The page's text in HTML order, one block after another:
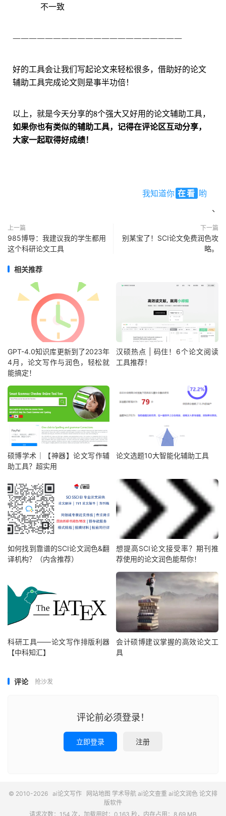
不一致
—————————————————————
好的工具会让我们写起论文来轻松很多，借助好的论文
辅助工具完成论文则是事半功倍！
以上，就是今天分享的8个强大又好用的论文辅助工具，
如果你也有类似的辅助工具，记得在评论区互动分享，
大家一起取得好成绩！
我知道你 在看 哟
、
上一篇
985博导：我建议我的学生都用
这个科研论文工具
下一篇
别某宝了！SCI论文免费润色攻
略。
相关推荐
GPT-4.0知识库更新到了2023年
4月，论文写作与润色，轻松就
能搞定！
汉硕热点 | 码住！6个论文阅读
工具推荐！
硕博学术｜【神器】论文写作辅
助工具？超实用
论文选题10大智能化辅助工具
如何找到靠谱的SCI论文润色&翻
译机构？（内含推荐）
想提高SCI论文接受率？期刊推
荐使用的论文润色能帮你！
科研工具——论文写作排版利器
【中科知汇】
会计硕博建议掌握的高效论文工
具
评论 抢沙发
评论前必须登录！
立即登录 注册
© 2010-2026 ai论文写作 网站地图 学术导航 ai论文查重 ai论文润色 论文排
版软件
请求次数：154 次，加载用时：0.163 秒，内存占用：8.69 MB